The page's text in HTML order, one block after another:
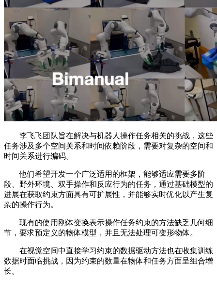
李飞飞团队旨在解决与机器人操作任务相关的挑战，这些
任务涉及多个空间关系和时间依赖阶段，需要对复杂的空间和
时间关系进行编码。
他们希望开发一个广泛适用的框架，能够适应需要多阶
段、野外环境、双手操作和反应行为的任务，通过基础模型的
进展在获取约束方面具有可扩展性，并能够实时优化以产生复
杂的操作行为。
现有的使用刚体变换表示操作任务约束的方法缺乏几何细
节，要求预定义的物体模型，并且无法处理可变形物体。
在视觉空间中直接学习约束的数据驱动方法也在收集训练
数据时面临挑战，因为约束的数量在物体和任务方面呈组合增
长。